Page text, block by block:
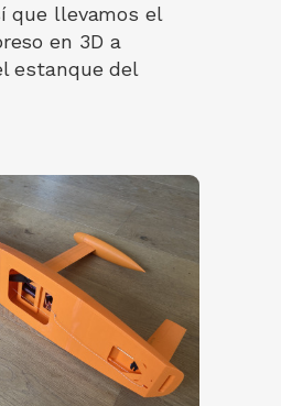
que llevamos el
en 3D a
estanque del